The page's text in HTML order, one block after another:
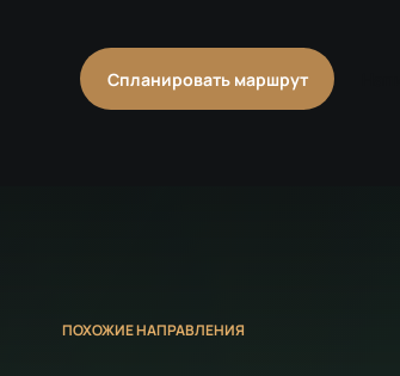
Спланировать маршрут
ПОХОЖИЕ НАПРАВЛЕНИЯ